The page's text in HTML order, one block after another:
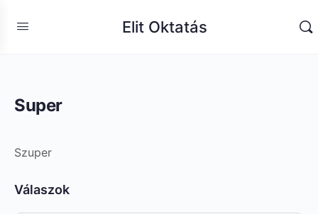
Elit Oktatás
Super
Szuper
Válaszok